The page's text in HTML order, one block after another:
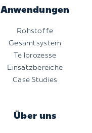
Anwendungen
Rohstoffe
Gesamtsystem
Teilprozesse
Einsatzbereiche
Case Studies
Über uns